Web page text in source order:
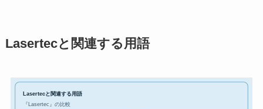
Lasertecと関連する用語
Lasertecと関連する用語
『Lasertec』の比較